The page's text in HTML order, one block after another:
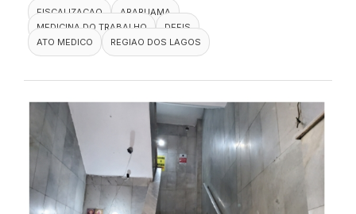
FISCALIZACAO
ARARUAMA
MEDICINA DO TRABALHO
DEFIS
ATO MEDICO
REGIAO DOS LAGOS